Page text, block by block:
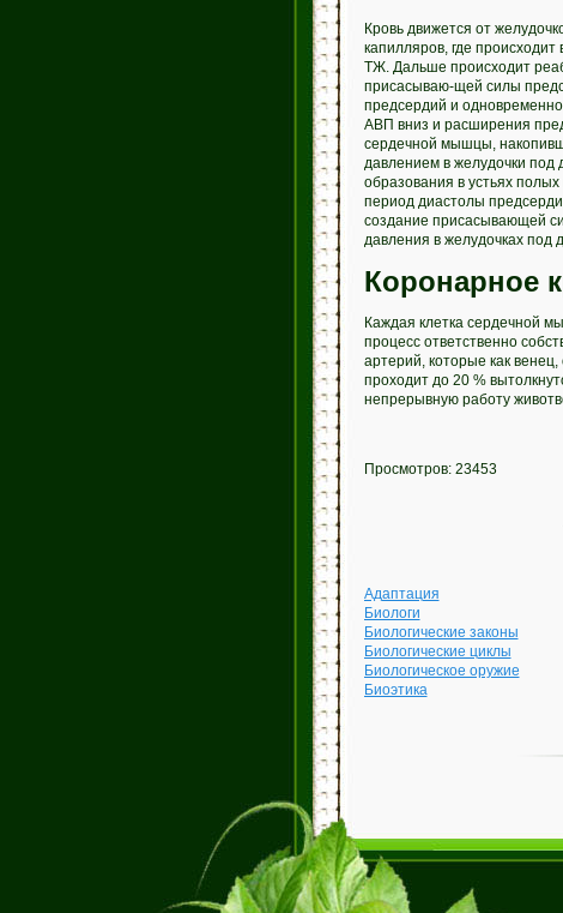
Кровь движется от
капилляров, где
ТЖ. Дальше происходит
присасываю-щей силы
предсердий и
АВП вниз и расширения
сердечной мышцы,
давлением в желудочки под
образования в устьях
период диастолы
создание присасывающей
давления в желудочках
Коронарное
Каждая клетка сердечной
процесс ответственно
артерий, которые как
проходит до 20 %
непрерывную работу
Просмотров: 23453
Адаптация
Биологи
Биологические законы
Биологические циклы
Биологическое оружие
Биоэтика